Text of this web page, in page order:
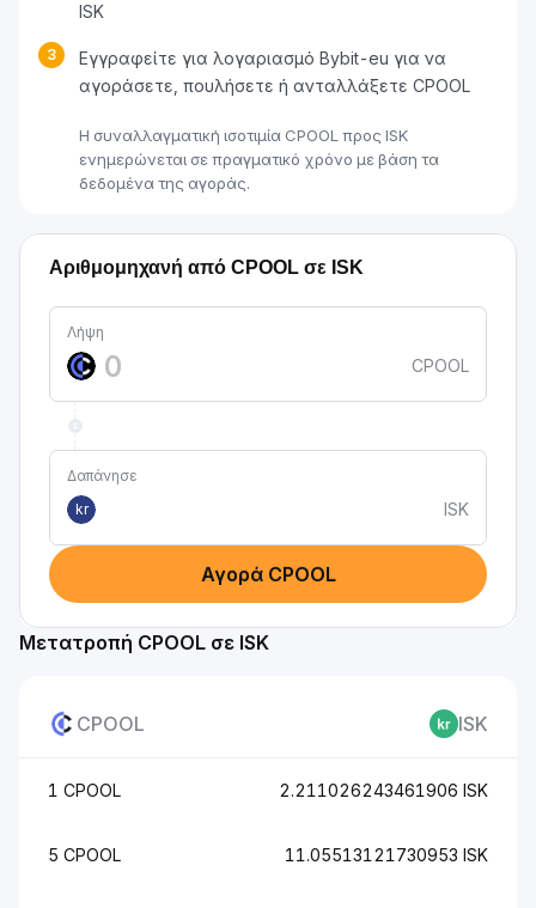
ISK
3
Εγγραφείτε για λογαριασμό Bybit-eu για να
αγοράσετε, πουλήσετε ή ανταλλάξετε CPOOL
Η συναλλαγματική ισοτιμία CPOOL προς ISK
ενημερώνεται σε πραγματικό χρόνο με βάση τα
δεδομένα της αγοράς.
Αριθμομηχανή από CPOOL σε ISK
Λήψη
CPOOL
Δαπάνησε
kr
ISK
Αγορά CPOOL
Μετατροπή CPOOL σε ISK
CPOOL ISK
1 CPOOL 2.211026243461906 ISK
5 CPOOL 11.05513121730953 ISK